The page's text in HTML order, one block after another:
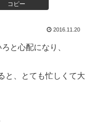
コピー
2016.11.20
と心配になり、
と、とても忙しくて大